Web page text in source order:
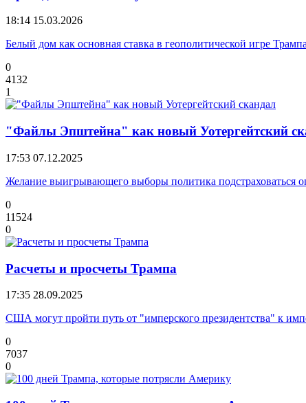
18:14 15.03.2026
Белый дом как основная ставка в геополитической игре
0
4132
1
"Файлы Эпштейна" как новый Уотергейтский
17:53 07.12.2025
Желание выигрывающего выборы политика подстраховаться
0
11524
0
Расчеты и просчеты Трампа
17:35 28.09.2025
США могут пройти путь от "имперского президентства" к
0
7037
0